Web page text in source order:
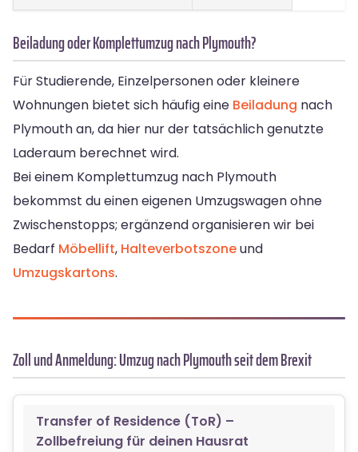
Beiladung oder Komplettumzug nach Plymouth?
Für Studierende, Einzelpersonen oder kleinere
Wohnungen bietet sich häufig eine Beiladung nach
Plymouth an, da hier nur der tatsächlich genutzte
Laderaum berechnet wird.
Bei einem Komplettumzug nach Plymouth
bekommst du einen eigenen Umzugswagen ohne
Zwischenstopps; ergänzend organisieren wir bei
Bedarf Möbellift, Halteverbotszoneund
Umzugskartons.
Zoll und Anmeldung: Umzug nach Plymouth seit dem Brexit
Transfer of Residence (ToR) –
Zollbefreiung für deinen Hausrat